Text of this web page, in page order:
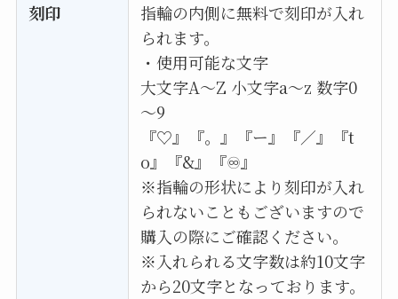
刻印
指輪の内側に無料で刻印が入れ
られます。
・使用可能な文字
大文字A〜Z 小文字a〜z 数字0
～9
『♡』『。』『ー』『／』『t
o』『&』『♾』
※指輪の形状により刻印が入れ
られないこともございますので
購入の際にご確認ください。
※入れられる文字数は約10文字
から20文字となっております。